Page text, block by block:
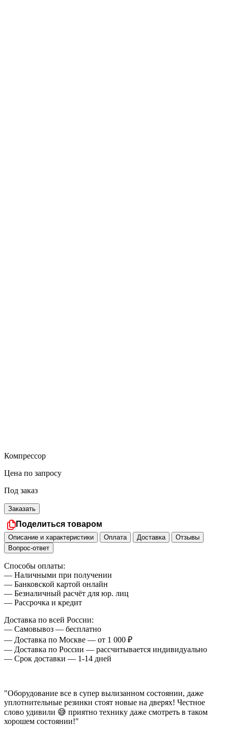
Компрессор
Цена по запросу
Под заказ
Заказать
Поделиться товаром
Описание и характеристики Оплата Доставка
Отзывы
Вопрос-ответ
Способы оплаты:
— Наличными при получении
— Банковской картой онлайн
— Безналичный расчёт для юр. лиц
— Рассрочка и кредит
Доставка по всей России:
— Самовывоз — бесплатно
— Доставка по Москве — от 1 000 ₽
— Доставка по России — рассчитывается индивидуально
— Срок доставки — 1-14 дней
"Оборудование все в супер вылизанном состоянии, даже
уплотнительные резинки стоят новые на дверях! Честное
слово удивили 😅 приятно технику даже смотреть в таком
хорошем состоянии!"